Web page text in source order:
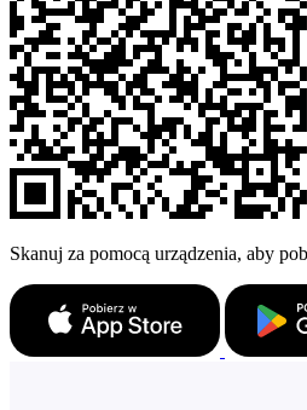
Skanuj za pomocą urządzenia, aby